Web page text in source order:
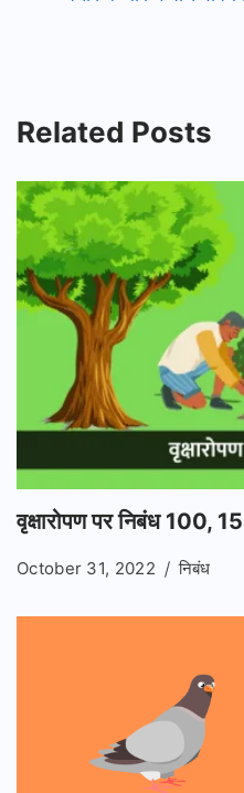
Related Posts
वृक्षारोपण पर निबंध 100,
October 31, 2022 निबंध